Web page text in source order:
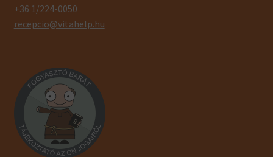
+36 1/224-0050
recepcio@vitahelp.hu